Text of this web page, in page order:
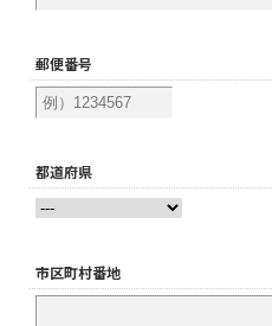
郵便番号
都道府県
市区町村番地